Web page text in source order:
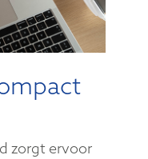
zorgt ervoor